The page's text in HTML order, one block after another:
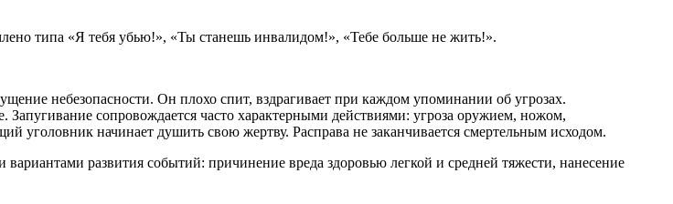
типа «Я тебя убью!», «Ты станешь инвалидом!», «Тебе больше не жить!».
небезопасности. Он плохо спит, вздрагивает при каждом упоминании об угрозах.
Запугивание сопровождается часто характерными действиями: угроза оружием, ножом,
уголовник начинает душить свою жертву. Расправа не заканчивается смертельным исходом.
развития событий: причинение вреда здоровью легкой и средней тяжести, нанесение